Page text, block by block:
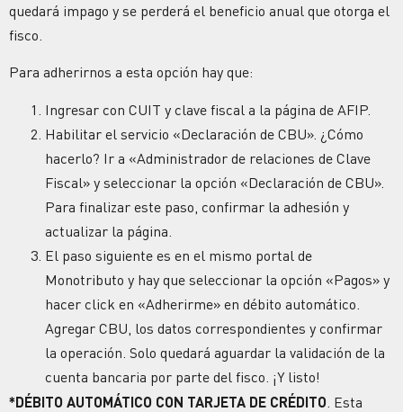
quedará impago y se perderá el beneficio anual que otorga el
fisco.
Para adherirnos a esta opción hay que:
Ingresar con CUIT y clave fiscal a la página de AFIP.
Habilitar el servicio «Declaración de CBU». ¿Cómo
hacerlo? Ir a «Administrador de relaciones de Clave
Fiscal» y seleccionar la opción «Declaración de CBU».
Para finalizar este paso, confirmar la adhesión y
actualizar la página.
El paso siguiente es en el mismo portal de
Monotributo y hay que seleccionar la opción «Pagos» y
hacer click en «Adherirme» en débito automático.
Agregar CBU, los datos correspondientes y confirmar
la operación. Solo quedará aguardar la validación de la
cuenta bancaria por parte del fisco. ¡Y listo!
*DÉBITO AUTOMÁTICO CON TARJETA DE CRÉDITO . Esta